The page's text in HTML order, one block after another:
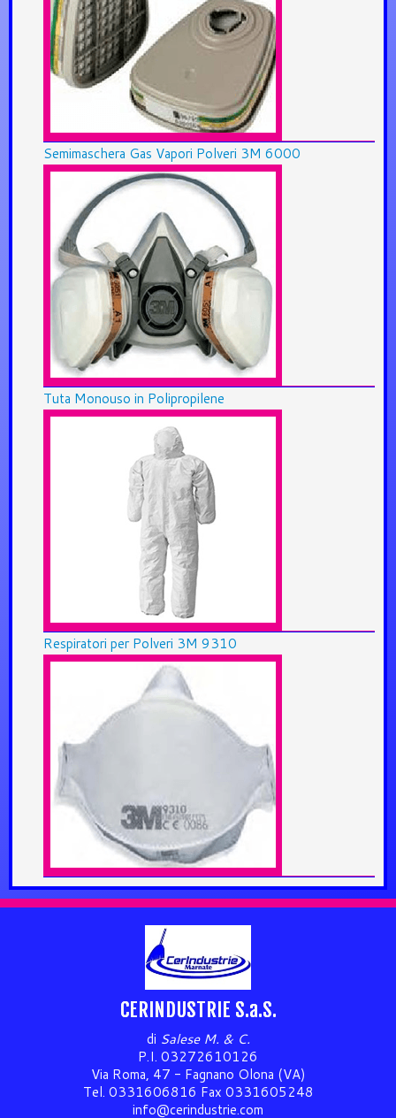
Semimaschera Gas Vapori Polveri 3M 6000
Tuta Monouso in Polipropilene
Respiratori per Polveri 3M 9310
CERINDUSTRIE S.a.S.
di Salese M. & C.
P.I. 03272610126
Via Roma, 47 - Fagnano Olona (VA)
Tel. 0331606816 Fax 0331605248
info@cerindustrie.com